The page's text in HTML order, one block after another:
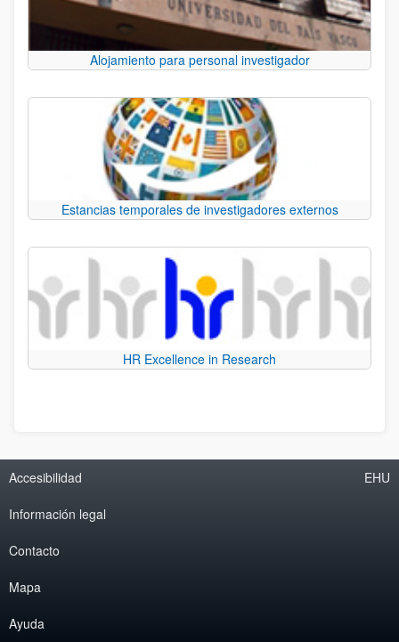
Alojamiento para personal investigador
Estancias temporales de investigadores externos
HR Excellence in Research
Accesibilidad
Información legal
Contacto
Mapa
Ayuda
EHU